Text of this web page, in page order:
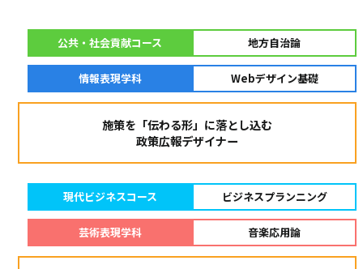
公共・社会貢献コース 地方自治論
情報表現学科 Webデザイン基礎
施策を「伝わる形」に落とし込む
政策広報デザイナー
現代ビジネスコース ビジネスプランニング
芸術表現学科 音楽応用論